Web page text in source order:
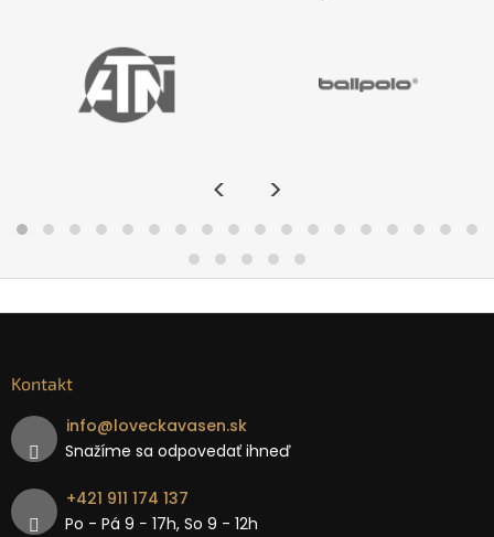
< >
Kontakt
info@loveckavasen.sk
Snažíme sa odpovedať ihneď
+421 911 174 137
Po - Pá 9 − 17h, So 9 - 12h